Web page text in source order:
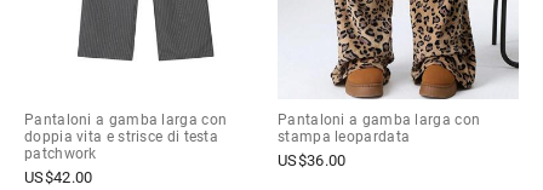
Pantaloni a gamba larga con
doppia vita e strisce di testa
patchwork
US$42.00
Pantaloni a gamba larga con
stampa leopardata
US$36.00